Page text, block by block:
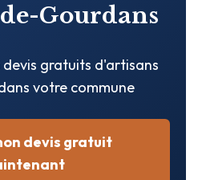
Gourdans
devis gratuits d'artisans
votre commune
devis gratuit